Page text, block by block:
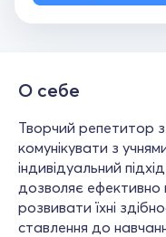
О себе
Творчий репетитор
комунікувати з
індивідуальний
дозволяє ефективно
розвивати їхні
ставлення до